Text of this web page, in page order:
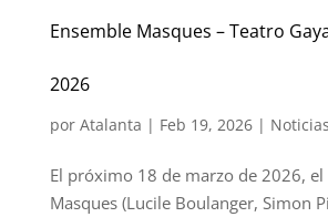
Ensemble Masques – Teatro
2026
por Atalanta | Feb 19, 2026| Noticias
El próximo 18 de marzo de 2026, el
Masques (Lucile Boulanger, Simon